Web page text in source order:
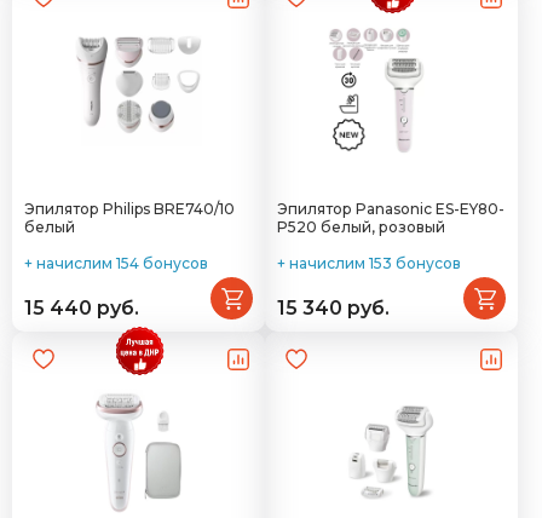
Эпилятор Philips BRE740/10
белый
+ начислим 154 бонусов
15 440 руб.
Эпилятор Panasonic ES-EY80-
P520 белый, розовый
+ начислим 153 бонусов
15 340 руб.